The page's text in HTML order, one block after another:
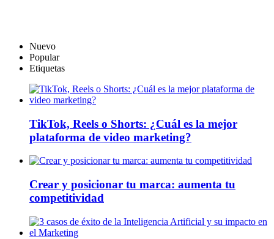
Nuevo
Popular
Etiquetas
TikTok, Reels o Shorts: ¿Cuál es la mejor
plataforma de video marketing?
Crear y posicionar tu marca: aumenta tu
competitividad